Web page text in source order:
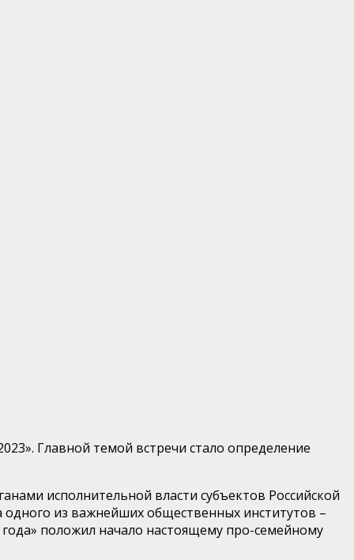
Главной темой встречи стало определение
исполнительной власти субъектов Российской
из важнейших общественных институтов –
положил начало настоящему про-семейному